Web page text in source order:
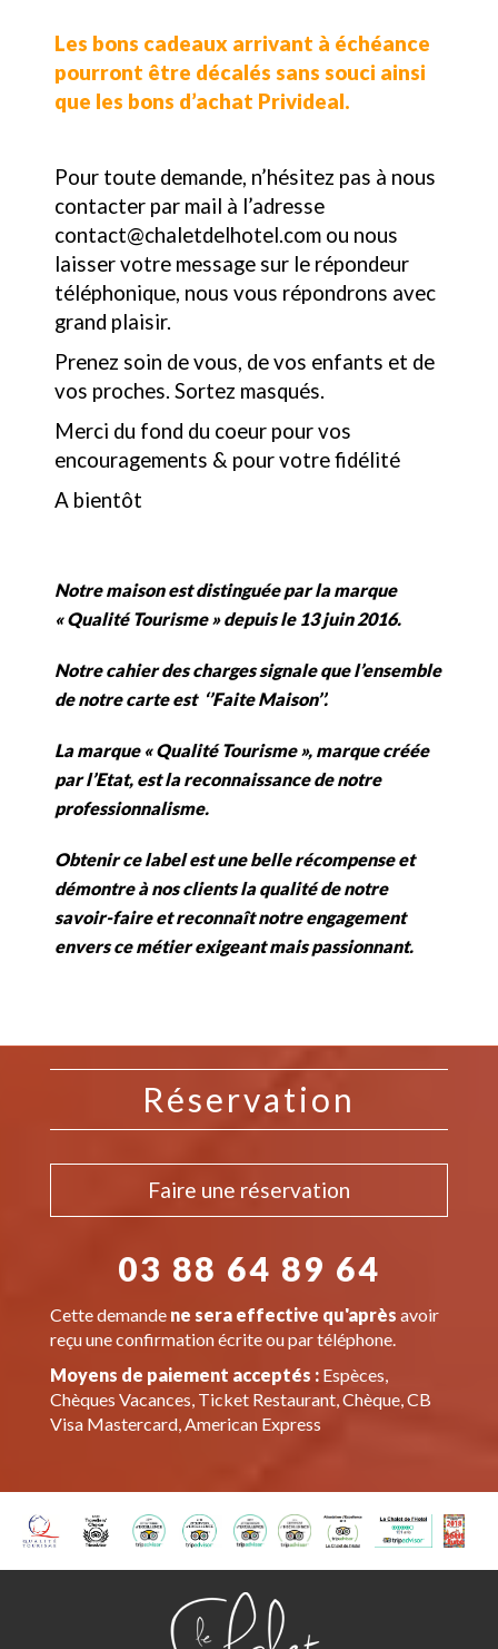
Les bons cadeaux arrivant à échéance
pourront être décalés sans souci ainsi
que les bons d’achat Privideal.
Pour toute demande, n’hésitez pas à nous
contacter par mail à l’adresse
contact@chaletdelhotel.com ou nous
laisser votre message sur le répondeur
téléphonique, nous vous répondrons avec
grand plaisir.
Prenez soin de vous, de vos enfants et de
vos proches. Sortez masqués.
Merci du fond du coeur pour vos
encouragements & pour votre fidélité
A bientôt
Notre maison est distinguée par la marque
« Qualité Tourisme » depuis le 13 juin 2016.
Notre cahier des charges signale que l’ensemble
de notre carte est ‘’Faite Maison’’.
La marque « Qualité Tourisme », marque créée
par l’Etat, est la reconnaissance de notre
professionnalisme.
Obtenir ce label est une belle récompense et
démontre à nos clients la qualité de notre
savoir-faire et reconnaît notre engagement
envers ce métier exigeant mais passionnant.
Réservation
Faire une réservation
03 88 64 89 64
Cette demande ne sera effective qu'après avoir
reçu une confirmation écrite ou par téléphone.
Moyens de paiement acceptés :Espèces,
Chèques Vacances, Ticket Restaurant, Chèque, CB
Visa Mastercard, American Express